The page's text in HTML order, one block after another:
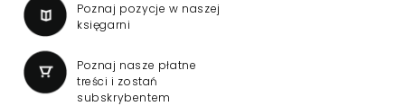
Poznaj pozycje w naszej
księgarni
Poznaj nasze płatne
treści i zostań
subskrybentem